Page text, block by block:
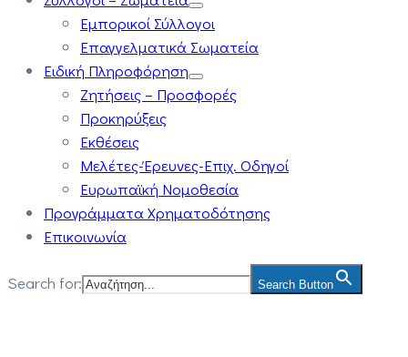
Εμπορικοί Σύλλογοι
Επαγγελματικά Σωματεία
Ειδική Πληροφόρηση
Ζητήσεις – Προσφορές
Προκηρύξεις
Εκθέσεις
Μελέτες-Έρευνες-Επιχ. Οδηγοί
Ευρωπαϊκή Νομοθεσία
Προγράμματα Χρηματοδότησης
Επικοινωνία
Search for: Search Button